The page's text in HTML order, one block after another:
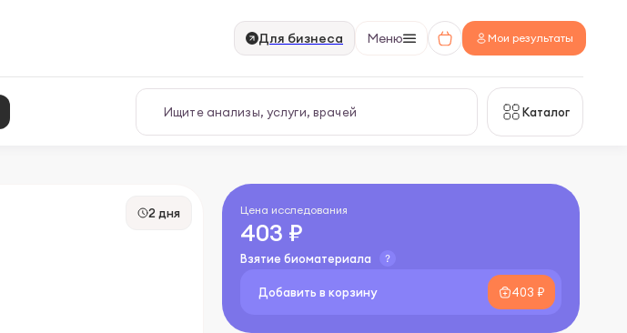
Для бизнеса Меню Мои результаты
Каталог
2 дня Цена исследования
403 ₽
Взятие биоматериала
Добавить в корзину 403 ₽